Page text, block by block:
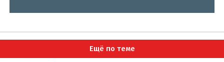
Ещё по теме